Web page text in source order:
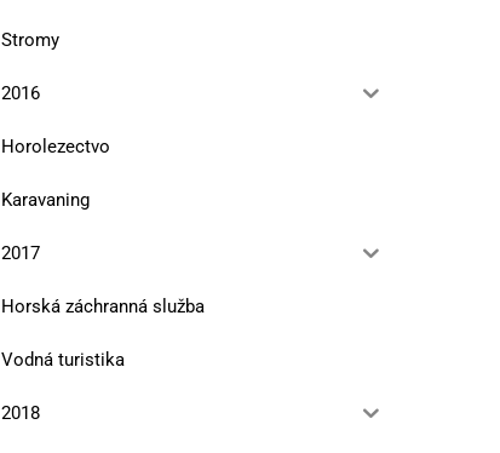
Stromy
2016
Horolezectvo
Karavaning
2017
Horská záchranná služba
Vodná turistika
2018